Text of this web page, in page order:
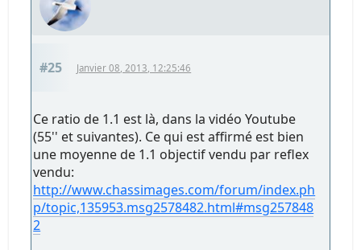
#25 Janvier 08, 2013, 12:25:46
Ce ratio de 1.1 est là, dans la vidéo Youtube
(55'' et suivantes). Ce qui est affirmé est bien
une moyenne de 1.1 objectif vendu par reflex
vendu:
http://www.chassimages.com/forum/index.ph
p/topic,135953.msg2578482.html#msg257848
2